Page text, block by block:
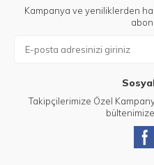
Kampanya ve yeniliklerden
Takipçilerimize Özel